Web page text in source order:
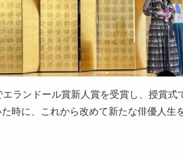
ランドール賞新人賞を受賞し、授賞式
時に、これから改めて新たな俳優人生